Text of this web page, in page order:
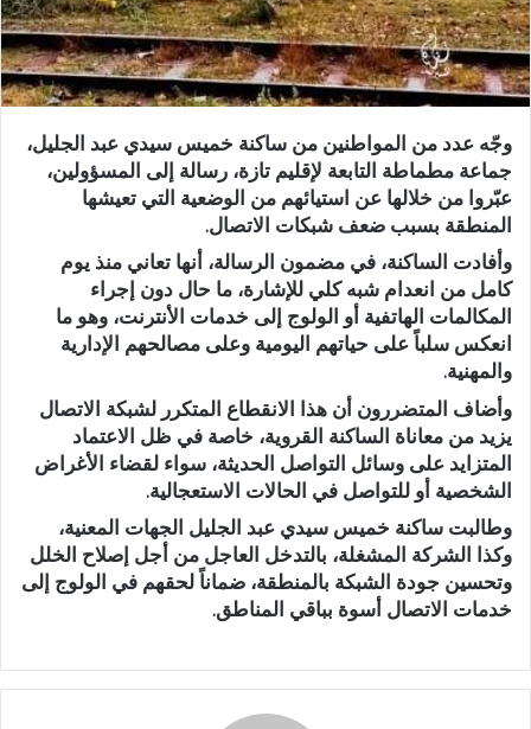
وجّه عدد من المواطنين من ساكنة خميس سيدي عبد الجليل،
جماعة مطماطة التابعة لإقليم تازة، رسالة إلى المسؤولين،
عبّروا من خلالها عن استيائهم من الوضعية التي تعيشها
المنطقة بسبب ضعف شبكات الاتصال.
وأفادت الساكنة، في مضمون الرسالة، أنها تعاني منذ يوم
كامل من انعدام شبه كلي للإشارة، ما حال دون إجراء
المكالمات الهاتفية أو الولوج إلى خدمات الأنترنت، وهو ما
انعكس سلباً على حياتهم اليومية وعلى مصالحهم الإدارية
والمهنية.
وأضاف المتضررون أن هذا الانقطاع المتكرر لشبكة الاتصال
يزيد من معاناة الساكنة القروية، خاصة في ظل الاعتماد
المتزايد على وسائل التواصل الحديثة، سواء لقضاء الأغراض
الشخصية أو للتواصل في الحالات الاستعجالية.
وطالبت ساكنة خميس سيدي عبد الجليل الجهات المعنية،
وكذا الشركة المشغلة، بالتدخل العاجل من أجل إصلاح الخلل
وتحسين جودة الشبكة بالمنطقة، ضماناً لحقهم في الولوج إلى
خدمات الاتصال أسوة بباقي المناطق.